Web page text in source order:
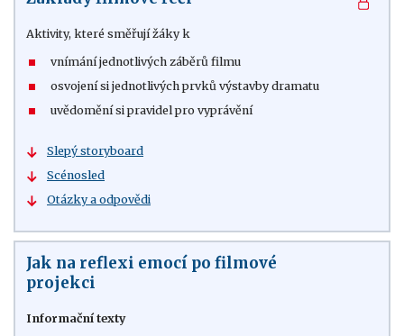
Aktivity, které směřují žáky k
vnímání jednotlivých záběrů filmu
osvojení si jednotlivých prvků výstavby dramatu
uvědomění si pravidel pro vyprávění
Slepý storyboard
Scénosled
Otázky a odpovědi
Jak na reflexi emocí po filmové
projekci
Informační texty